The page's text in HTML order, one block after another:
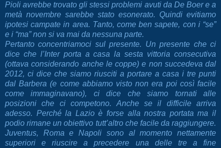
Pioli avrebbe trovato gli stessi problemi avuti da De Boer e a
metà novembre sarebbe stato esonerato. Quindi evitiamo
ipotesi campate in area. Tanto, come ben sapete, con i “se”
e i “ma” non si va mai da nessuna parte.
Pertanto concentriamoci sul presente. Un presente che ci
dice che l’Inter porta a casa la sesta vittoria consecutiva
(ottava considerando anche le coppe) e non succedeva dal
2012, ci dice che siamo riusciti a portare a casa i tre punti
dal Barbera (e come abbiamo visto non era poi così facile
come immaginavano), ci dice che siamo tornati alle
posizioni che ci competono. Anche se il difficile arriva
adesso. Perché la Lazio è forse alla nostra portata ma il
podio rimane un obiettivo tutt’altro che facile da raggiungere.
Juventus, Roma e Napoli sono al momento nettamente
superiori e riuscire a precedere una delle tre a fine